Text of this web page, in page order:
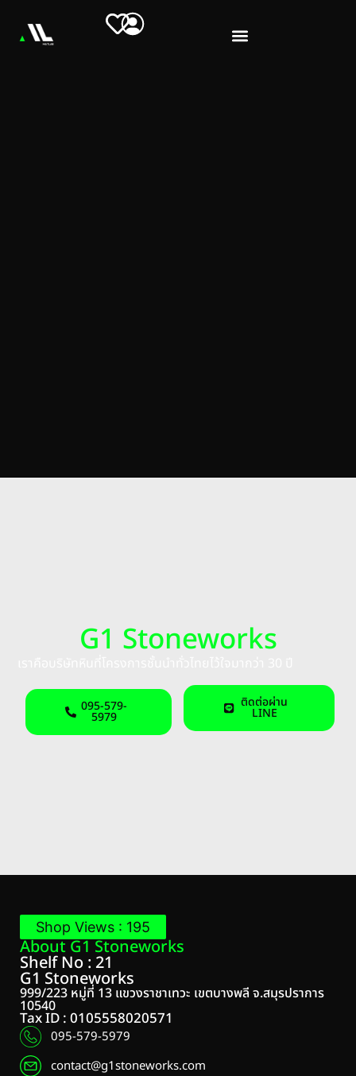
G1 Stoneworks
095-579-
5979
ติดต่อผ่าน
LINE
Shop Views : 195
About G1 Stoneworks
Shelf No : 21
G1 Stoneworks
999/223 หมู่ที่ 13 แขวงราชาเทวะ เขตบางพลี จ.สมุรปราการ
10540
Tax ID : 0105558020571
095-579-5979
contact@g1stoneworks.com